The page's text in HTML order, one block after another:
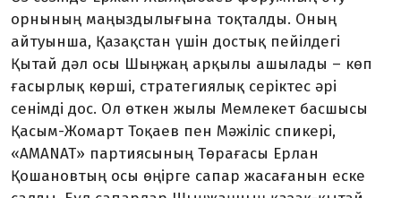
орнының маңыздылығына тоқталды. Оның
айтуынша, Қазақстан үшін достық пейілдегі
Қытай дәл осы Шыңжаң арқылы ашылады – көп
ғасырлық көрші, стратегиялық серіктес әрі
сенімді дос. Ол өткен жылы Мемлекет басшысы
Қасым-Жомарт Тоқаев пен Мәжіліс спикері,
«AMANAT» партиясының Төрағасы Ерлан
Қошановтың осы өңірге сапар жасағанын еске